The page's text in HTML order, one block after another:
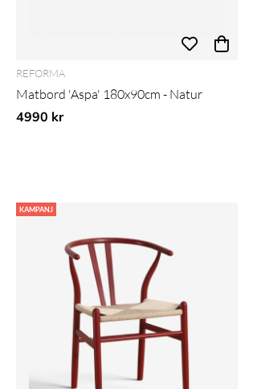
REFORMA
Matbord 'Aspa' 180x90cm - Natur
4990 kr
KAMPANJ